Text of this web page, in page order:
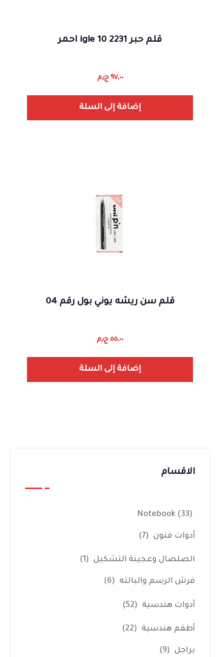
قلم حبر 2231 igle 10 احمر
٩٧,٠٠ ج٫م
إضافة إلى السلة
قلم سن ريشه يوني بول رقم 04
٥٥,٠٠ ج٫م
إضافة إلى السلة
الاقسام
Notebook (33)
أدوات فنون (7)
الصلصال وعجينة التشكيل (1)
فرش الرسم والبالته (6)
أدوات هندسية (52)
أطقم هندسية (22)
براجل (9)